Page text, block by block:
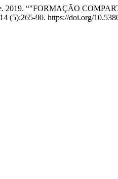
2019. “"FORMAÇÃO
(5):265-90. https://doi.org/